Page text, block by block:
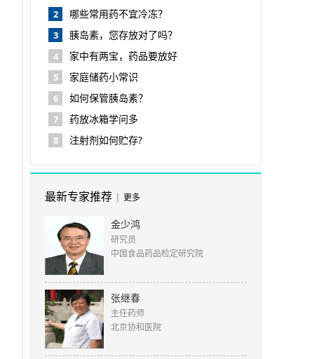
2 哪些常用药不宜冷冻？
3 胰岛素，您存放对了吗？
4 家中有两宝，药品要放好
5 家庭储药小常识
6 如何保管胰岛素？
7 药放冰箱学问多
8 注射剂如何贮存?
最新专家推荐 | 更多
金少鸿
研究员
中国食品药品检定研究院
张继春
主任药师
北京协和医院